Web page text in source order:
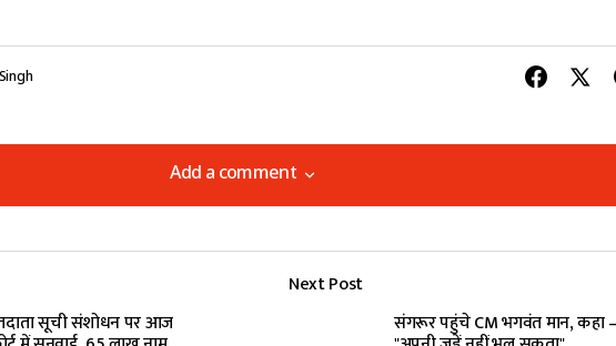
Add a comment
Add a comment
not be published. Required fields are marked*
सूची संशोधन पर आज
Next Post
संगरूर पहुंचे CM भगवंत मान, कहा